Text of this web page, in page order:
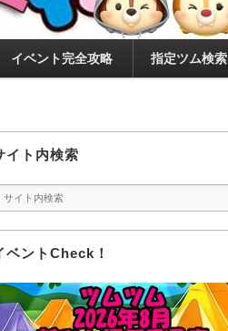
イベント完全攻略 指定ツム検索
イト内検索
ベントCheck！